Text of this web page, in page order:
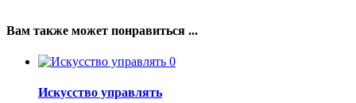
Вам также может понравиться ...
0
Искусство управлять